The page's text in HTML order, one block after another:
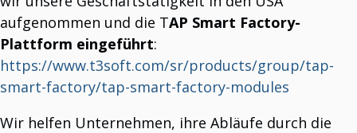
Einsparungen und Leistungssteigerung.
Einführung von "TAP Smart Factory"
Neue Version unserer Smart Factory umbenannt und neu verpackt.
Neue Website gestartet!
T3Soft präsentiert eine neue Website.
TAP Smart Factory umfasst 10 Module.
10 Gründe, die TAP Smart Factory in Betracht zu ziehen.
aufgenommen und die TAP Smart Factory-
Plattform eingeführt:
https://www.t3soft.com/sr/products/group/tap-
smart-factory/tap-smart-factory-modules
Wir helfen Unternehmen, ihre Abläufe durch die